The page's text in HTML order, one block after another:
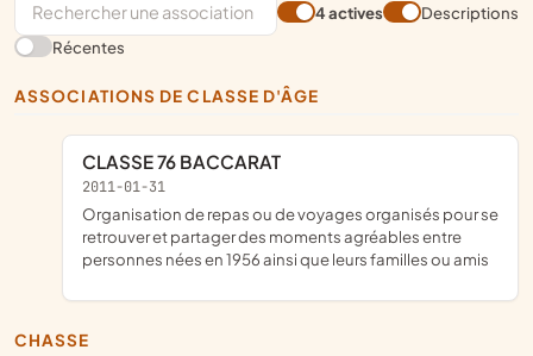
4 actives
Descriptions
Récentes
ASSOCIATIONS DE CLASSE D'ÂGE
CLASSE 76 BACCARAT
2011-01-31
organisation de repas ou de voyages organisés pour se
retrouver et partager des moments agréables entre
personnes nées en 1956 ainsi que leurs familles ou amis
CHASSE